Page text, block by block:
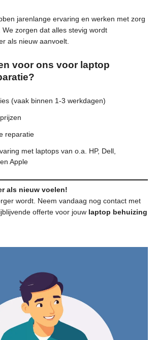
jarenlange ervaring en werken met zorg
zorgen dat alles stevig wordt
als nieuw aanvoelt.
voor ons voor laptop
(vaak binnen 1-3 werkdagen)
reparatie
met laptops van o.a. HP, Dell,
Apple
als nieuw voelen!
wordt. Neem vandaag nog contact met
offerte voor jouw laptop behuizing